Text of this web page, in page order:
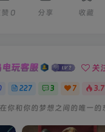
0 分享 收藏
电玩客服 关
227 3 7
你和你的梦想之间的唯一的